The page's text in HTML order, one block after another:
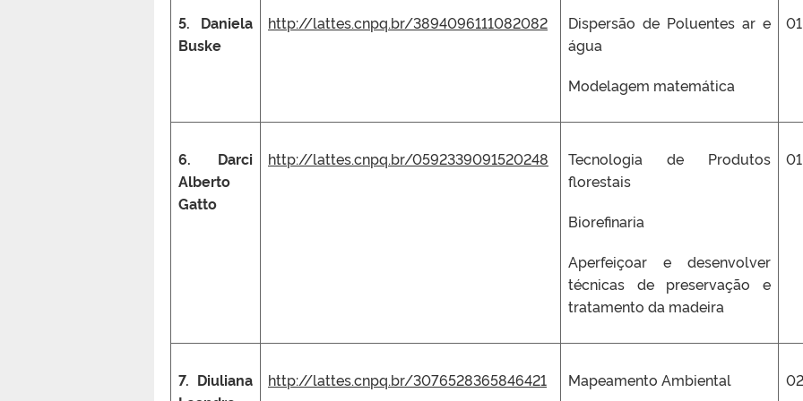
5. Daniela
Buske
http://lattes.cnpq.br/3894096111082082
Dispersão de Poluentes ar e
água
Modelagem matemática
01
6. Darci
Alberto
Gatto
http://lattes.cnpq.br/0592339091520248
Tecnologia de Produtos
florestais
Biorefinaria
Aperfeiçoar e desenvolver
técnicas de preservação e
tratamento da madeira
01
7. Diuliana
http://lattes.cnpq.br/3076528365846421 Mapeamento Ambiental 02